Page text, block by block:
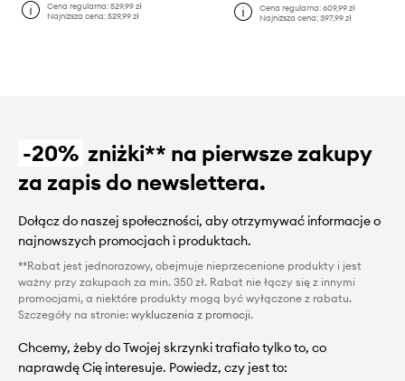
Cena regularna:529,99 zł
Najniższa cena:529,99 zł
Cena regularna: 609,99 zł
Najniższa cena: 397,99 zł
-20% zniżki** na pierwsze zakupy
za zapis do newslettera.
Dołącz do naszej społeczności, aby otrzymywać informacje o
najnowszych promocjach i produktach.
**Rabat jest jednorazowy, obejmuje nieprzecenione produkty i jest
ważny przy zakupach za min. 350 zł. Rabat nie łączy się z innymi
promocjami, a niektóre produkty mogą być wyłączone z rabatu.
Szczegóły na stronie: wykluczenia z promocji.
Chcemy, żeby do Twojej skrzynki trafiało tylko to, co
naprawdę Cię interesuje. Powiedz, czy jest to: